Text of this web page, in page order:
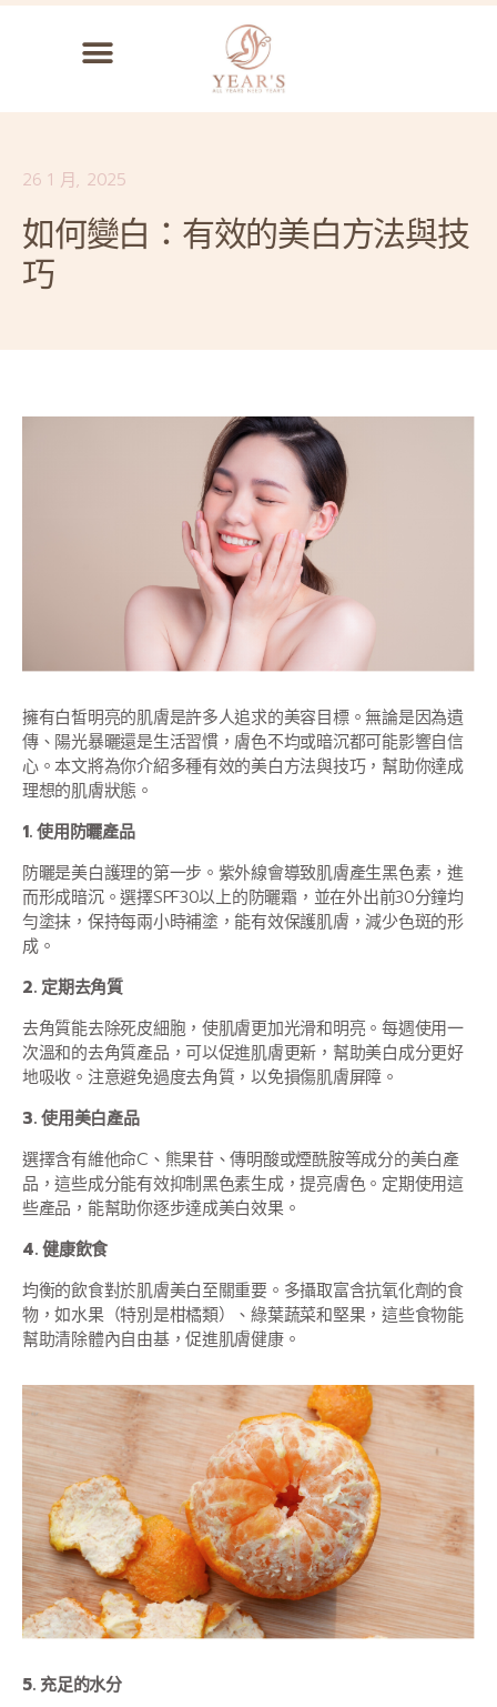
26 1 月, 2025
如何變白：有效的美白方法與技
巧
擁有白皙明亮的肌膚是許多人追求的美容目標。無論是因為遺
傳、陽光暴曬還是生活習慣，膚色不均或暗沉都可能影響自信
心。本文將為你介紹多種有效的美白方法與技巧，幫助你達成
理想的肌膚狀態。
1. 使用防曬產品
防曬是美白護理的第一步。紫外線會導致肌膚產生黑色素，進
而形成暗沉。選擇SPF30以上的防曬霜，並在外出前30分鐘均
勻塗抹，保持每兩小時補塗，能有效保護肌膚，減少色斑的形
成。
2. 定期去角質
去角質能去除死皮細胞，使肌膚更加光滑和明亮。每週使用一
次溫和的去角質產品，可以促進肌膚更新，幫助美白成分更好
地吸收。注意避免過度去角質，以免損傷肌膚屏障。
3. 使用美白產品
選擇含有維他命C、熊果苷、傳明酸或煙酰胺等成分的美白產
品，這些成分能有效抑制黑色素生成，提亮膚色。定期使用這
些產品，能幫助你逐步達成美白效果。
4. 健康飲食
均衡的飲食對於肌膚美白至關重要。多攝取富含抗氧化劑的食
物，如水果（特別是柑橘類）、綠葉蔬菜和堅果，這些食物能
幫助清除體內自由基，促進肌膚健康。
5. 充足的水分